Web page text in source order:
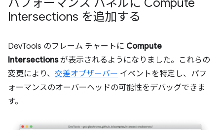
パフォーマンス パネルに Compute
Intersections を追加する
DevTools のフレーム チャートに Compute
Intersectionsが表示されるようになりました。これらの
変更により、 交差オブザーバー イベントを特定し、パフ
ォーマンスのオーバーヘッドの可能性をデバッグできま
す。